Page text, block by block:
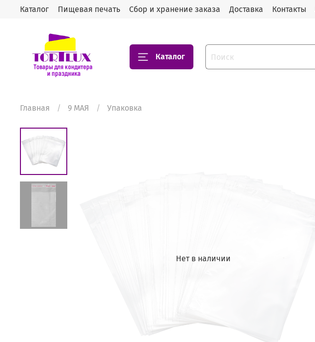
Каталог Пищевая печать Сбор и хранение заказа Доставка Контакты
Каталог
Главная 9 МАЯ Упаковка
Нет в наличии